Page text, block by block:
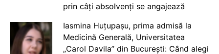
prin câți absolvenți se angajează
Iasmina Huțupașu, prima admisă la
Medicină Generală, Universitatea
„Carol Davila” din București: Când alegi